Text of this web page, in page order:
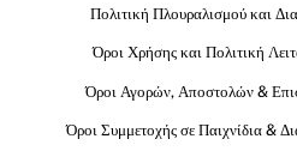
Πολιτική Πλουραλισμού και
Όροι Χρήσης και Πολιτική
Όροι Αγορών, Αποστολών &
Όροι Συμμετοχής σε Παιχνίδια &